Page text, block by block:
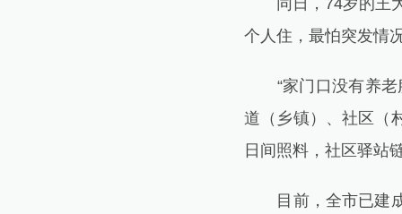
同日，74岁的王大
个人住，最怕突发情
“家门口没有养老
道（乡镇）、社区（
日间照料，社区驿站
目前，全市已建成